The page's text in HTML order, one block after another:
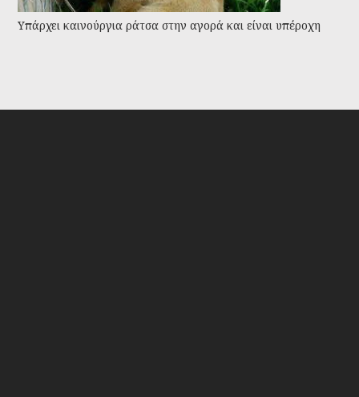
Υπάρχει καινούργια ράτσα στην αγορά και είναι υπέροχη